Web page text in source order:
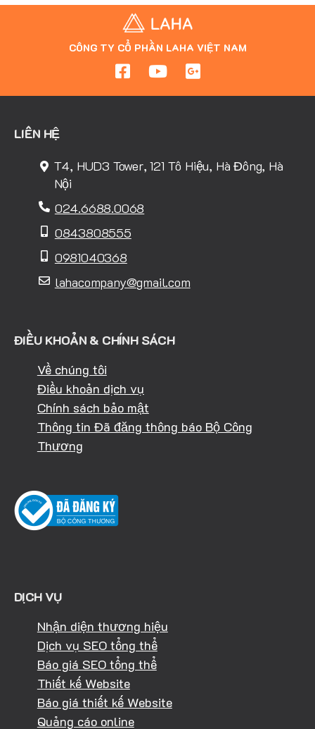
CÔNG TY CỔ PHẦN LAHA VIỆT NAM
LIÊN HỆ
T4, HUD3 Tower, 121 Tô Hiệu, Hà Đông, Hà
Nội
024.6688.0068
0843808555
0981040368
lahacompany@gmail.com
ĐIỀU KHOẢN & CHÍNH SÁCH
Về chúng tôi
Điều khoản dịch vụ
Chính sách bảo mật
Thông tin Đã đăng thông báo Bộ Công
Thương
DỊCH VỤ
Nhận diện thương hiệu
Dịch vụ SEO tổng thể
Báo giá SEO tổng thể
Thiết kế Website
Báo giá thiết kế Website
Quảng cáo online